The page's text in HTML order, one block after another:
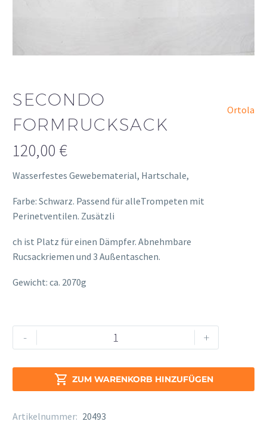
SECONDO
FORMRUCKSACK
Ortola
120,00 €
Wasserfestes Gewebematerial, Hartschale,
Farbe: Schwarz. Passend für alleTrompeten mit
Perinetventilen. Zusätzli
osteopathe-nyon-cabinet-monney
ch ist Platz für einen Dämpfer. Abnehmbare
Rucsackriemen und 3 Außentaschen.
Gewicht: ca. 2070g
-
Secondo
Formrucksack
+
 ZUM WARENKORB HINZUFÜGEN
Alternative:
Artikelnummer: 20493